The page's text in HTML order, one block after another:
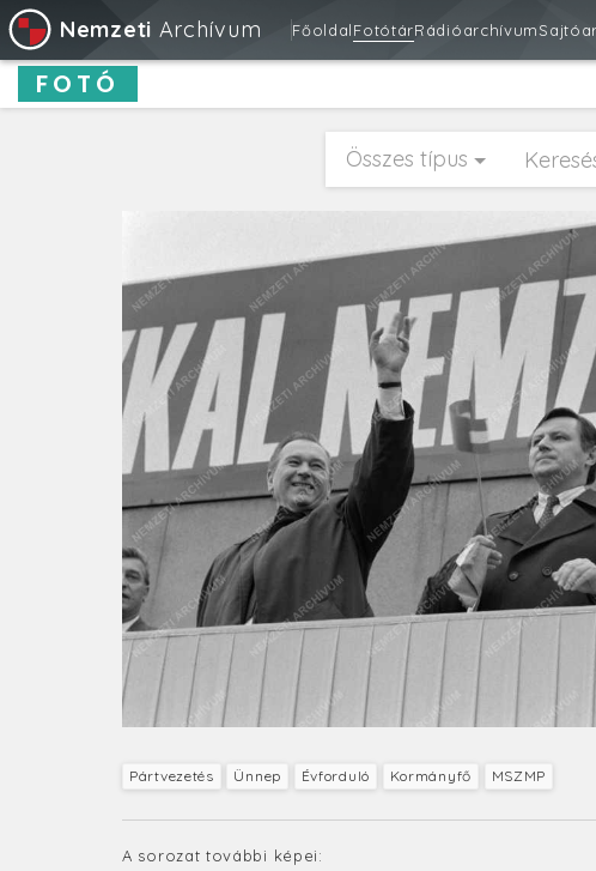
Nemzeti Archívum FőoldalFotótárRádióarchívum
FOTÓ
Összes típus
Pártvezetés Ünnep Évforduló Kormányfő MSZMP
A sorozat további képei: